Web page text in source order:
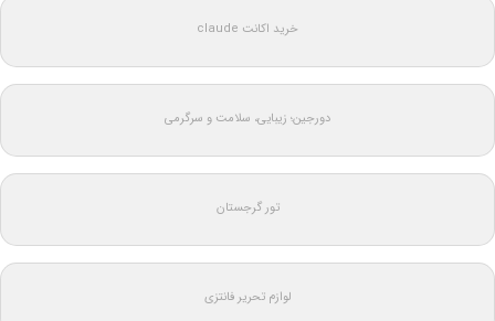
خرید اکانت claude
دورجین؛ زیبایی، سلامت و سرگرمی
تور گرجستان
لوازم تحریر فانتزی